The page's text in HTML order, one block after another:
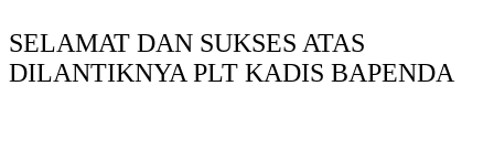
SELAMAT DAN SUKSES ATAS
DILANTIKNYA PLT KADIS BAPENDA